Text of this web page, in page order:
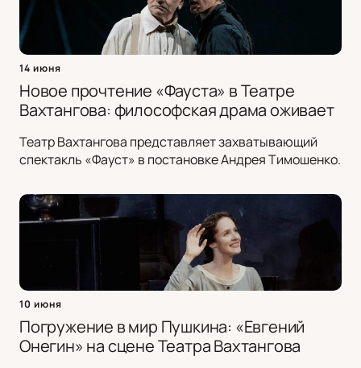
14 июня
Новое прочтение «Фауста» в Театре
Вахтангова: философская драма оживает
Театр Вахтангова представляет захватывающий
спектакль «Фауст» в постановке Андрея Тимошенко.
10 июня
Погружение в мир Пушкина: «Евгений
Онегин» на сцене Театра Вахтангова